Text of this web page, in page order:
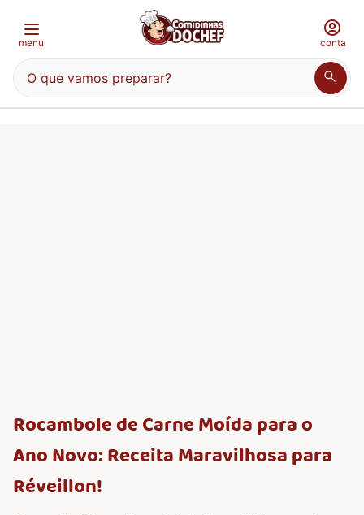
menu
O que vamos preparar?
conta
Rocambole de Carne Moída para o
Ano Novo: Receita Maravilhosa para
Réveillon!